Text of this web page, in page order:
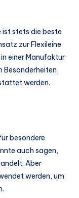
ist stets die beste
zur Flexileine
einer Manufaktur
Besonderheiten,
werden.
besondere
auch sagen,
Aber
werden, um